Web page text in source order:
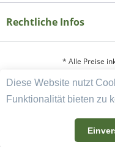
Diese Website nutzt
Funktionalität bieten zu
Rechtliche Infos
* Alle Preise
Copyright
AGB